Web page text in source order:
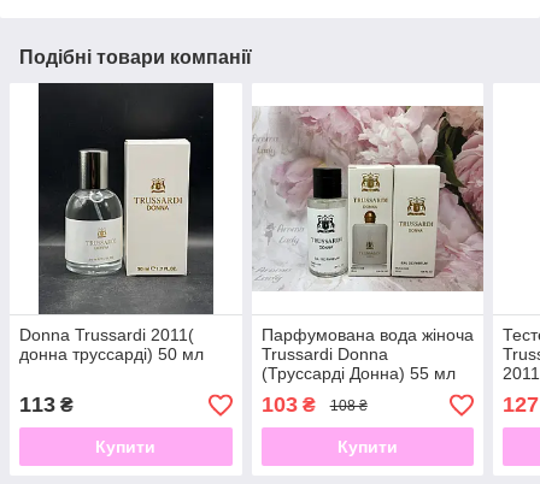
Подібні товари компанії
Donna Trussardi 2011(
донна труссарді) 50 мл
113 ₴
Купити
Парфумована вода жіноча
Trussardi Donna
(Труссарді Донна) 55 мл
103₴ 108 ₴
Купити
127